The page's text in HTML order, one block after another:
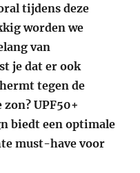
tijdens deze
worden we
van
je dat er ook
tegen de
UPF50+
biedt een optimale
must-have voor
Hotspot Design